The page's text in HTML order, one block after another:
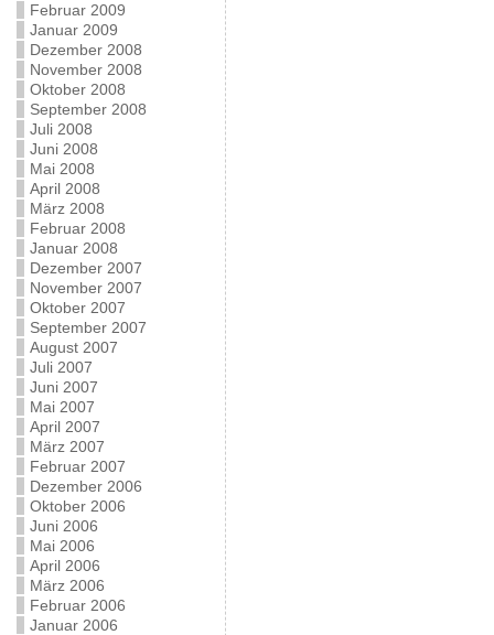
Februar 2009
Januar 2009
Dezember 2008
November 2008
Oktober 2008
September 2008
Juli 2008
Juni 2008
Mai 2008
April 2008
März 2008
Februar 2008
Januar 2008
Dezember 2007
November 2007
Oktober 2007
September 2007
August 2007
Juli 2007
Juni 2007
Mai 2007
April 2007
März 2007
Februar 2007
Dezember 2006
Oktober 2006
Juni 2006
Mai 2006
April 2006
März 2006
Februar 2006
Januar 2006